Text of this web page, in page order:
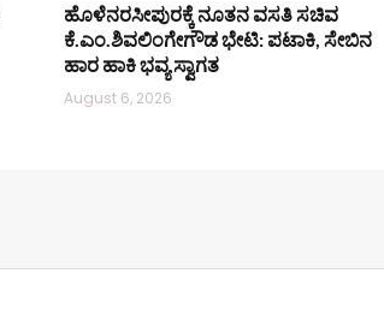
ಹೊಳೆನರಸೀಪುರಕ್ಕೆ ನೂತನ ವಸತಿ ಸಚಿವ
ಕೆ.ಎಂ.ಶಿವಲಿಂಗೇಗೌಡ ಭೇಟಿ: ಪಟಾಕಿ, ಸೇಬಿನ
ಹಾರ ಹಾಕಿ ಭವ್ಯ ಸ್ವಾಗತ
August 6, 2026